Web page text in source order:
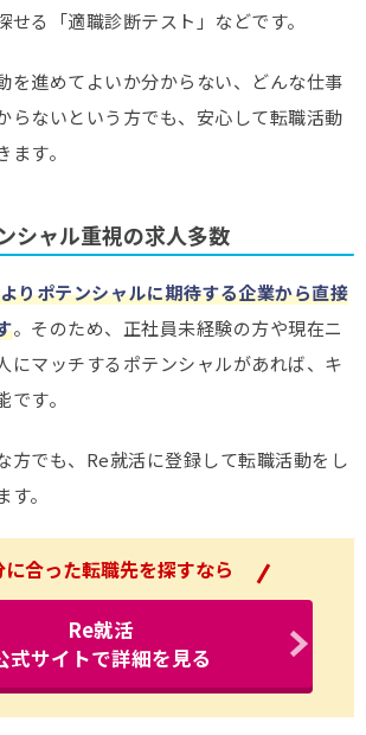
せる「適職診断テスト」などです。
を進めてよいか分からない、どんな仕事
らないという方でも、安心して転職活動
す。
シャル重視の求人多数
りポテンシャルに期待する企業から直接
。そのため、正社員未経験の方や現在ニ
にマッチするポテンシャルがあれば、キ
す。
方でも、Re就活に登録して転職活動をし
。
に合った転職先を探すなら
Re就活
式サイトで詳細を見る